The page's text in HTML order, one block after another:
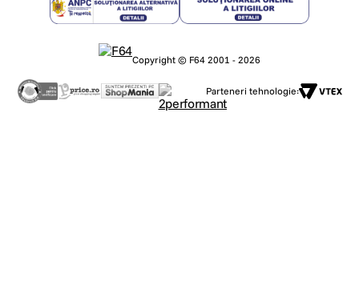
Copyright © F64 2001 - 2026
Parteneri tehnologie: